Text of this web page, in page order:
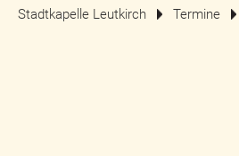
Stadtkapelle Leutkirch Termine